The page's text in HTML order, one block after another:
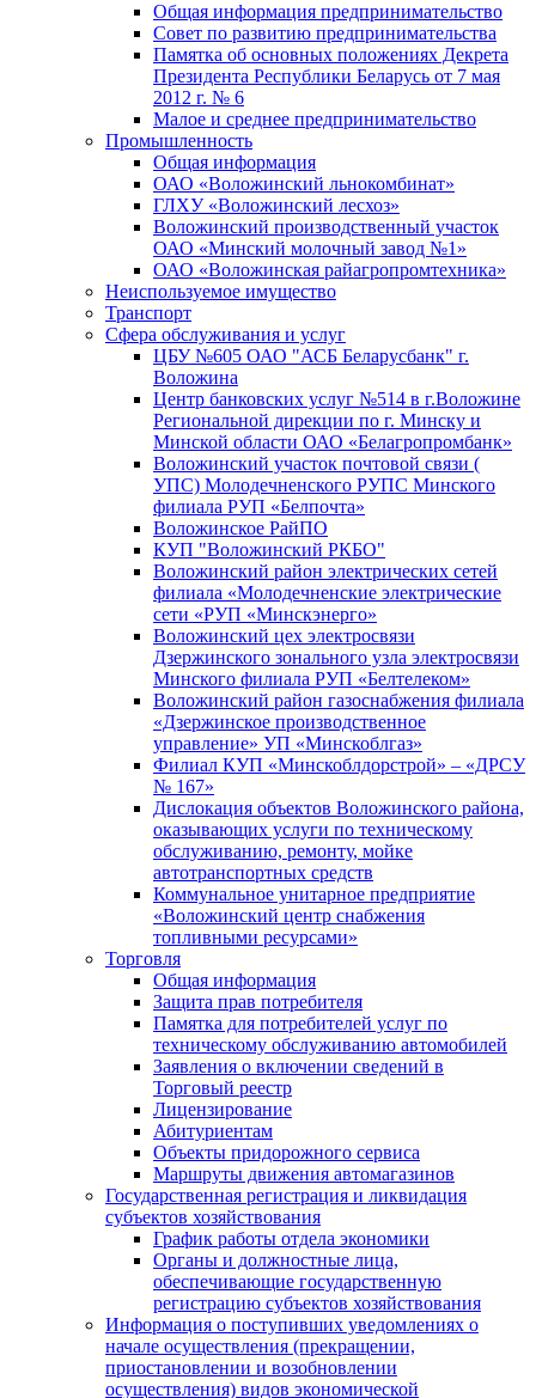
Общая информация предпринимательство
Совет по развитию предпринимательства
Памятка об основных положениях Декрета
Президента Республики Беларусь от 7 мая
2012 г. № 6
Малое и среднее предпринимательство
Промышленность
Общая информация
ОАО «Воложинский льнокомбинат»
ГЛХУ «Воложинский лесхоз»
Воложинский производственный участок
ОАО «Минский молочный завод №1»
ОАО «Воложинская райагропромтехника»
Неиспользуемое имущество
Транспорт
Сфера обслуживания и услуг
ЦБУ №605 ОАО "АСБ Беларусбанк" г.
Воложина
Центр банковских услуг №514 в г.Воложине
Региональной дирекции по г. Минску и
Минской области ОАО «Белагропромбанк»
Воложинский участок почтовой связи (
УПС) Молодечненского РУПС Минского
филиала РУП «Белпочта»
Воложинское РайПО
КУП "Воложинский РКБО"
Воложинский район электрических сетей
филиала «Молодечненские электрические
сети «РУП «Минскэнерго»
Воложинский цех электросвязи
Дзержинского зонального узла электросвязи
Минского филиала РУП «Белтелеком»
Воложинский район газоснабжения филиала
«Дзержинское производственное
управление» УП «Минскоблгаз»
Филиал КУП «Минскоблдорстрой» – «ДРСУ
№ 167»
Дислокация объектов Воложинского района,
оказывающих услуги по техническому
обслуживанию, ремонту, мойке
автотранспортных средств
Коммунальное унитарное предприятие
«Воложинский центр снабжения
топливными ресурсами»
Торговля
Общая информация
Защита прав потребителя
Памятка для потребителей услуг по
техническому обслуживанию автомобилей
Заявления о включении сведений в
Торговый реестр
Лицензирование
Абитуриентам
Объекты придорожного сервиса
Маршруты движения автомагазинов
Государственная регистрация и ликвидация
субъектов хозяйствования
График работы отдела экономики
Органы и должностные лица,
обеспечивающие государственную
регистрацию субъектов хозяйствования
Информация о поступивших уведомлениях о
начале осуществления (прекращении,
приостановлении и возобновлении
осуществления) видов экономической